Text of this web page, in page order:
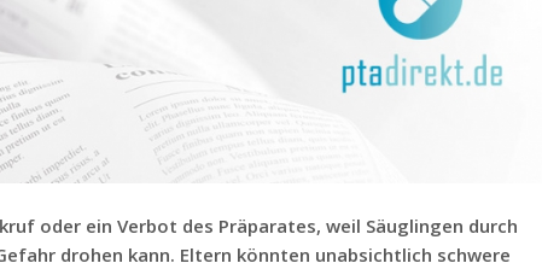
oder ein Verbot des Präparates, weil Säuglingen durch
drohen kann. Eltern könnten unabsichtlich schwere